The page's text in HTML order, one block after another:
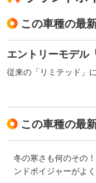
この車種の最
エントリーモデル
この車種の最
冬の寒さも何のその
ンドボイジャーがよ